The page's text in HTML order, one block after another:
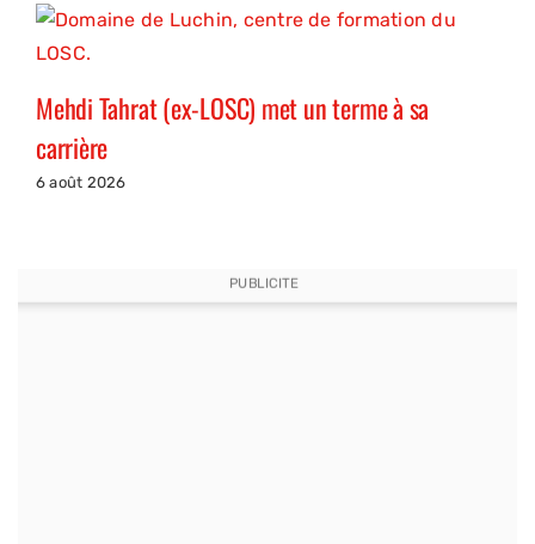
Mehdi Tahrat (ex-LOSC) met un terme à sa
carrière
6 août 2026
PUBLICITE